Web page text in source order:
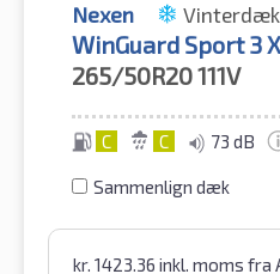
Nexen Vinterdæk
WinGuard Sport 3
265/50R20111V
C C 73 dB
Sammenlign dæk
kr. 1423.36 inkl. moms fra